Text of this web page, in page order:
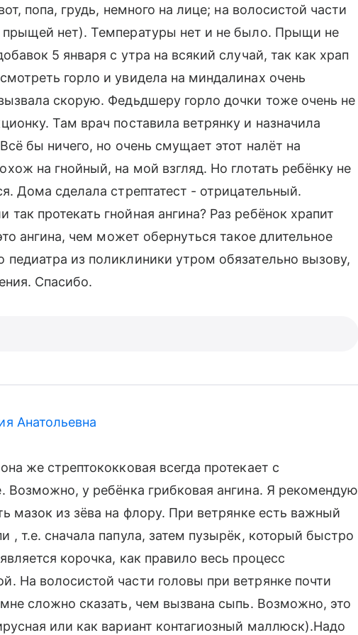
попа, грудь, немного на лице; на волосистой части
нет). Температуры нет и не было. Прыщи не
5 января с утра на всякий случай, так как храп
горло и увидела на миндалинах очень
скорую. Федьдшеру горло дочки тоже очень не
Там врач поставила ветрянку и назначила
бы ничего, но очень смущает этот налёт на
на гнойный, на мой взгляд. Но глотать ребёнку не
Дома сделала стрептатест - отрицательный.
протекать гнойная ангина? Раз ребёнок храпит
ангина, чем может обернуться такое длительное
педиатра из поликлиники утром обязательно вызову,
Спасибо.
Анатольевна
же стрептококковая всегда протекает с
Возможно, у ребёнка грибковая ангина. Я рекомендую
мазок из зёва на флору. При ветрянке есть важный
, т.е. сначала папула, затем пузырёк, который быстро
корочка, как правило весь процесс
На волосистой части головы при ветрянке почти
сложно сказать, чем вызвана сыпь. Возможно, это
или как вариант контагиозный маллюск).Надо